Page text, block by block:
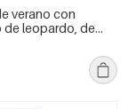
verano con
de leopardo, de
y para uso